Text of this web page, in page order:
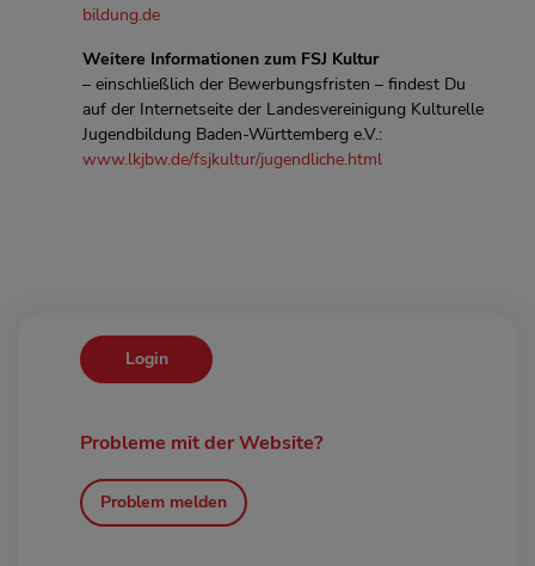
bildung.de
Weitere Informationen zum FSJ Kultur
– einschließlich der Bewerbungsfristen – findest Du
auf der Internetseite der Landesvereinigung Kulturelle
Jugendbildung Baden-Württemberg e.V.:
www.lkjbw.de/fsjkultur/jugendliche.html
Login
Probleme mit der Website?
Problem melden